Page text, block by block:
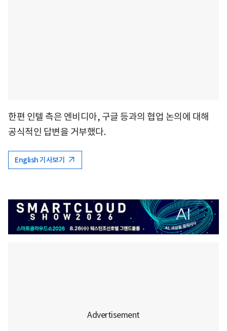
한편 인텔 측은 엔비디아, 구글 등과의 협업 논의에 대해
공식적인 답변을 거부했다.
English 기사보기